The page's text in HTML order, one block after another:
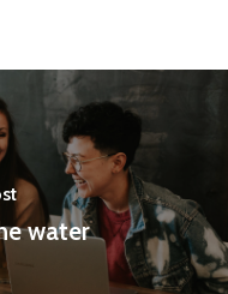
water